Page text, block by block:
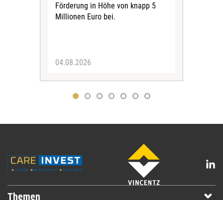
Förderung in Höhe von knapp 5
Millionen Euro bei.
04.08.2026
Themen